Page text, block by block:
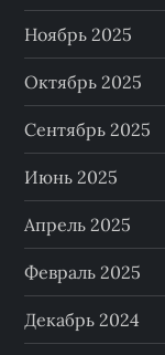
Ноябрь 2025
Октябрь 2025
Сентябрь 2025
Июнь 2025
Апрель 2025
Февраль 2025
Декабрь 2024